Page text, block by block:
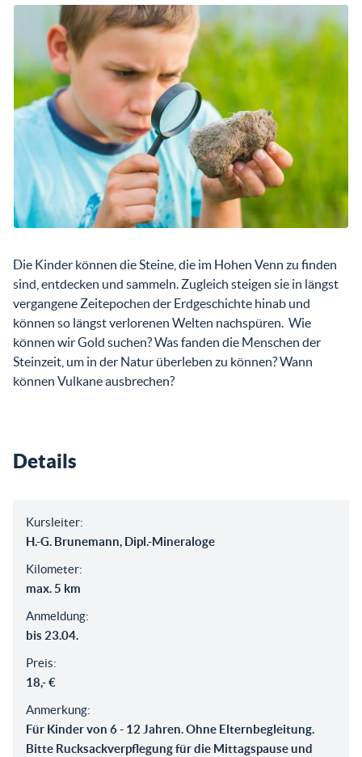
Die Kinder können die Steine, die im Hohen Venn zu finden
sind, entdecken und sammeln. Zugleich steigen sie in längst
vergangene Zeitepochen der Erdgeschichte hinab und
können so längst verlorenen Welten nachspüren. Wie
können wir Gold suchen? Was fanden die Menschen der
Steinzeit, um in der Natur überleben zu können? Wann
können Vulkane ausbrechen?
Details
Kursleiter:
H.-G. Brunemann, Dipl.-Mineraloge
Kilometer:
max. 5 km
Anmeldung:
bis 23.04.
Preis:
18,- €
Anmerkung:
Für Kinder von 6 - 12 Jahren. Ohne Elternbegleitung.
Bitte Rucksackverpflegung für die Mittagspause und